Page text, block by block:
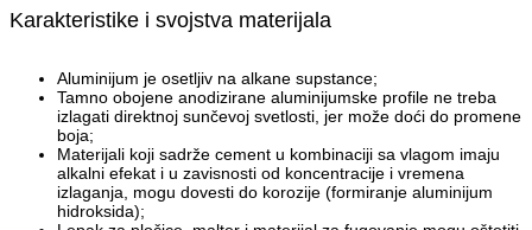
Karakteristike i svojstva materijala
Aluminijum je osetljiv na alkane supstance;
Tamno obojene anodizirane aluminijumske profile ne treba
izlagati direktnoj sunčevoj svetlosti, jer može doći do promene
boja;
Materijali koji sadrže cement u kombinaciji sa vlagom imaju
alkalni efekat i u zavisnosti od koncentracije i vremena
izlaganja, mogu dovesti do korozije (formiranje aluminijum
hidroksida);